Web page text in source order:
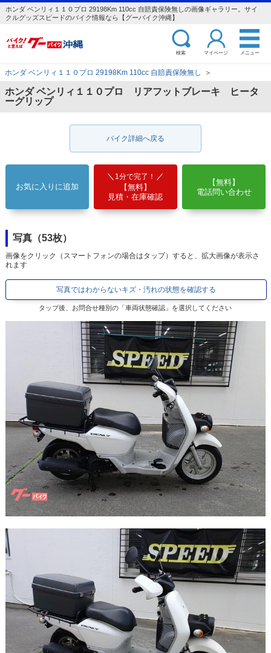
ホンダ ベンリィ１１０プロ 29198Km 110cc 自賠責保険無しの画像ギャラリー。サイ
クルグッズスピードのバイク情報なら【グーバイク沖縄】
検索 マイページ メニュー
ホンダ ベンリィ１１０プロ 29198Km 110cc 自賠責保険無し ＞
ホンダ ベンリィ１１０プロ リアフットブレーキ ヒータ
ーグリップ
バイク詳細へ戻る
お気に入りに追加
1分で完了！
【無料】
見積・在庫確認
【無料】
電話問い合わせ
写真（53枚）
画像をクリック（スマートフォンの場合はタップ）すると、拡大画像が表示さ
れます
写真ではわからないキズ・汚れの状態を確認する
タップ後、お問合せ種別の「車両状態確認」を選択してください